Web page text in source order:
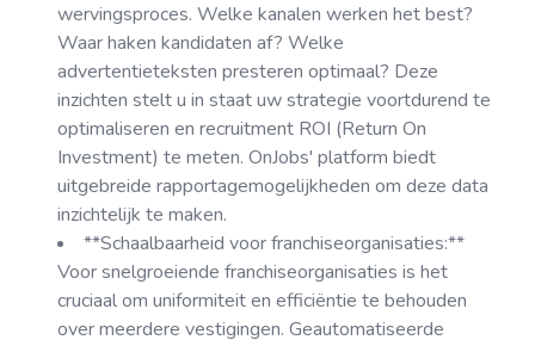
wervingsproces. Welke kanalen werken het best?
Waar haken kandidaten af? Welke
advertentieteksten presteren optimaal? Deze
inzichten stelt u in staat uw strategie voortdurend te
optimaliseren en recruitment ROI (Return On
Investment) te meten. OnJobs' platform biedt
uitgebreide rapportagemogelijkheden om deze data
inzichtelijk te maken.
**Schaalbaarheid voor franchiseorganisaties:**
Voor snelgroeiende franchiseorganisaties is het
cruciaal om uniformiteit en efficiëntie te behouden
over meerdere vestigingen. Geautomatiseerde